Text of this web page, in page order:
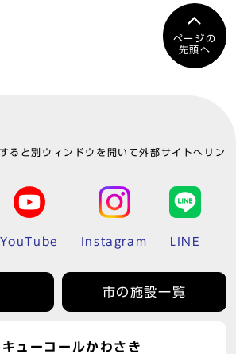
ページの
先頭へ
ると別ウィンドウを開いて外部サイトへリン
YouTube Instagram LINE
市の施設一覧
ューコールかわさき